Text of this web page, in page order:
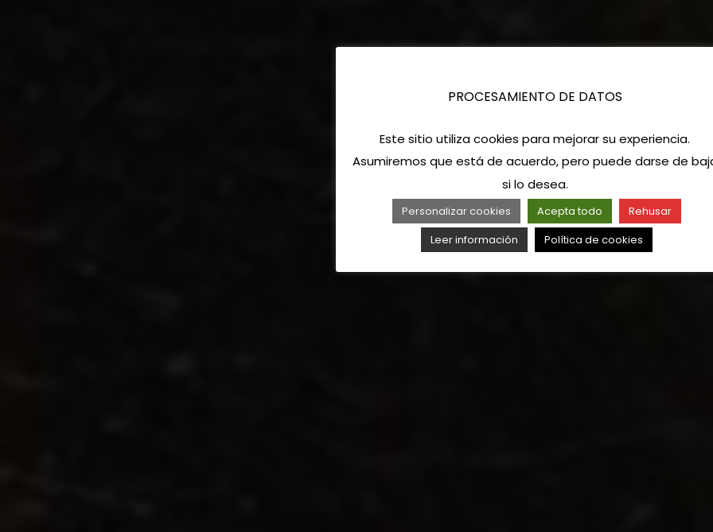
PROCESAMIENTO DE DATOS
Este sitio utiliza cookies para mejorar su experiencia.
Asumiremos que está de acuerdo, pero puede darse de
si lo desea.
Personalizar cookies Acepta todo
Rehusar
Leer información
Política de cookies